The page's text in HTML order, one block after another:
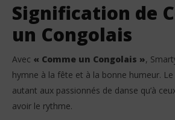
Signification de
un Congolais
Avec « Comme un Congolais »,
hymne à la fête et à la bonne humeur. Le
autant aux passionnés de danse qu’à
avoir le rythme.